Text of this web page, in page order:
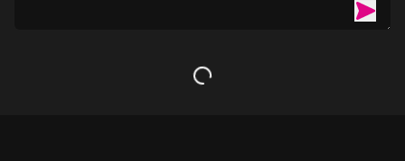
Загрузка